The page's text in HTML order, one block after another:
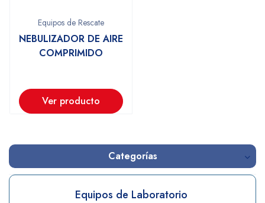
Categorías
Equipos de Laboratorio
Equipos de Rescate
NEBULIZADOR DE AIRE
COMPRIMIDO
Ver producto